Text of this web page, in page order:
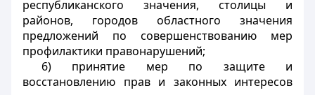
республиканского значения, столицы и
районов, городов областного значения
предложений по совершенствованию мер
профилактики правонарушений;
6) принятие мер по защите и
восстановлению прав и законных интересов